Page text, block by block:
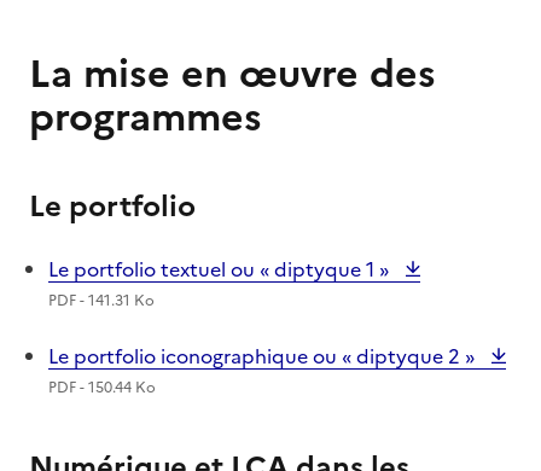
La mise en œuvre des
programmes
Le portfolio
Le portfolio textuel ou « diptyque 1 »
PDF - 141.31 Ko
Le portfolio iconographique ou « diptyque 2 »
PDF - 150.44 Ko